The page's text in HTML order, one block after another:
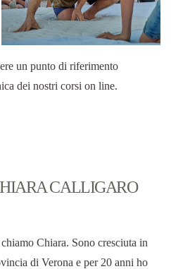
un punto di riferimento
dei nostri corsi on line.
CALLIGARO
Chiara. Sono cresciuta in
di Verona e per 20 anni ho